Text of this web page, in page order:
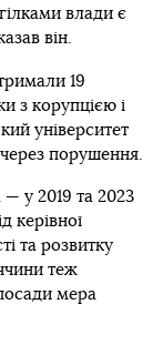
влади є
він.
19
з корупцією і
університет
порушення.
— у 2019 та 2023
керівної
та розвитку
теж
мера